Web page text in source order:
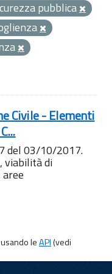
pubblica
Civile - Elementi
del 03/10/2017.
viabilità di
leAPI(vedi